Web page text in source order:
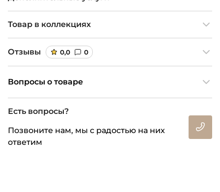
Товар в коллекциях
Отзывы 0,0 0
Вопросы о товаре
Есть вопросы?
Позвоните нам, мы с радостью на них
ответим